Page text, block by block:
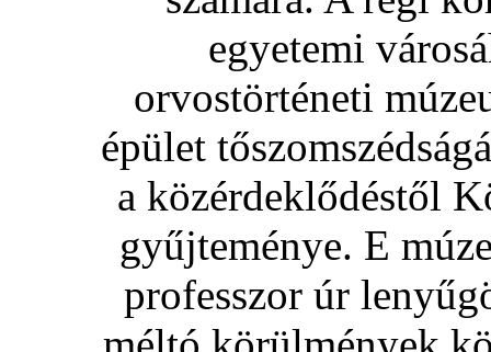
egyetemi
orvostörténeti
épület
a közérdeklődéstől
gyűjteménye. E
professzor úr